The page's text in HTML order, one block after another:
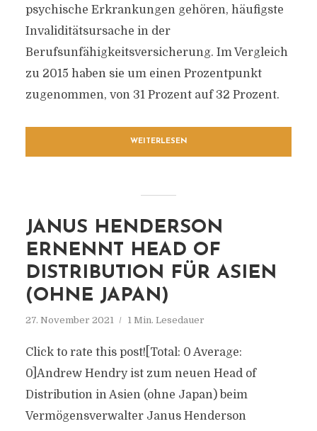
psychische Erkrankungen gehören, häufigste
Invaliditätsursache in der
Berufsunfähigkeitsversicherung. Im Vergleich
zu 2015 haben sie um einen Prozentpunkt
zugenommen, von 31 Prozent auf 32 Prozent.
WEITERLESEN
JANUS HENDERSON
ERNENNT HEAD OF
DISTRIBUTION FÜR ASIEN
(OHNE JAPAN)
27. November 2021 1 Min. Lesedauer
Click to rate this post![Total: 0 Average:
0]Andrew Hendry ist zum neuen Head of
Distribution in Asien (ohne Japan) beim
Vermögensverwalter Janus Henderson